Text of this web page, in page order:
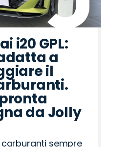
i20 GPL:
a
il
da Jolly
sempre